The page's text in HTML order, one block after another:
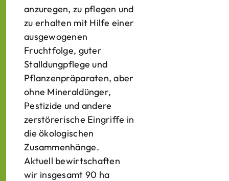
anzuregen, zu pflegen und
zu erhalten mit Hilfe einer
ausgewogenen
Fruchtfolge, guter
Stalldungpflege und
Pflanzenpräparaten, aber
ohne Mineraldünger,
Pestizide und andere
zerstörerische Eingriffe in
die ökologischen
Zusammenhänge.
Aktuell bewirtschaften
wir insgesamt 90 ha